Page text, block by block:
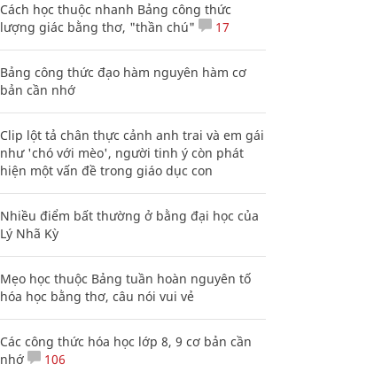
Cách học thuộc nhanh Bảng công thức
lượng giác bằng thơ, "thần chú"
17
Bảng công thức đạo hàm nguyên hàm cơ
bản cần nhớ
Clip lột tả chân thực cảnh anh trai và em gái
như 'chó với mèo', người tinh ý còn phát
hiện một vấn đề trong giáo dục con
Nhiều điểm bất thường ở bằng đại học của
Lý Nhã Kỳ
Mẹo học thuộc Bảng tuần hoàn nguyên tố
hóa học bằng thơ, câu nói vui vẻ
Các công thức hóa học lớp 8, 9 cơ bản cần
nhớ
106